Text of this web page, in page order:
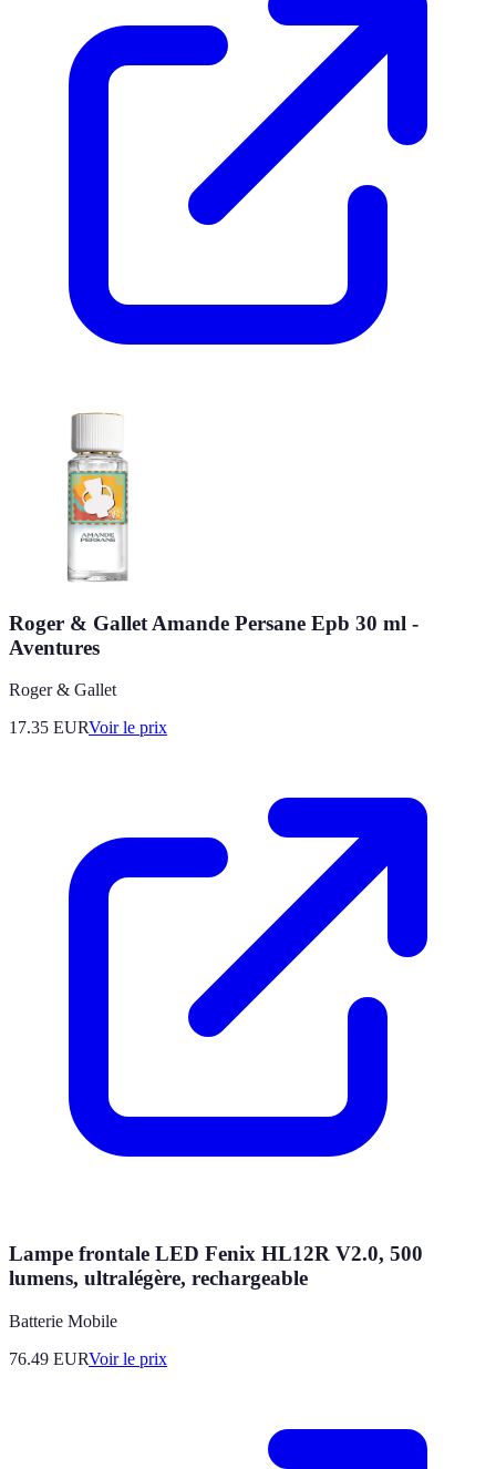
Roger & Gallet Amande Persane Epb 30 ml -
Aventures
Roger & Gallet
17.35 EURVoir le prix
Lampe frontale LED Fenix HL12R V2.0, 500
lumens, ultralégère, rechargeable
Batterie Mobile
76.49 EURVoir le prix